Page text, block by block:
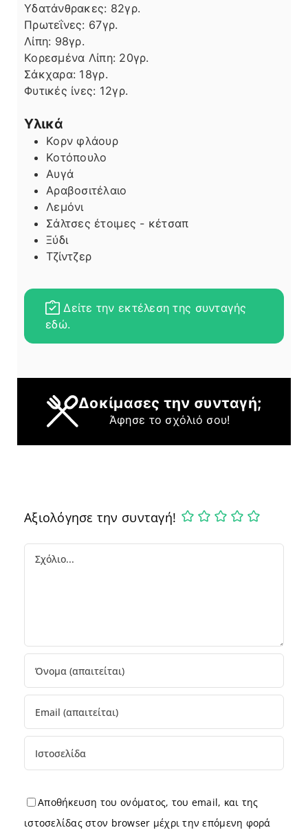
Υδατάνθρακες: 82γρ.
Πρωτεΐνες: 67γρ.
Λίπη
Λίπη: 98γρ.
Κορεσμένα Λίπη: 20γρ.
Σάκχαρα: 18γρ.
Φυτικές ίνες: 12γρ.
Υλικά
Κορν φλάουρ
Κοτόπουλο
Αυγά
Αραβοσιτέλαιο
Λεμόνι
Σάλτσες έτοιμες - κέτσαπ
Ξύδι
Τζίντζερ
Δείτε την εκτέλεση της συνταγής
εδώ.
Δοκίμασες την συνταγή;
Άφησε το σχόλιό σου!
Αξιολόγησε την συνταγή!
Comment
Αποθήκευση του ονόματος, του email, και της
ιστοσελίδας στον browser μέχρι την επόμενη φορά